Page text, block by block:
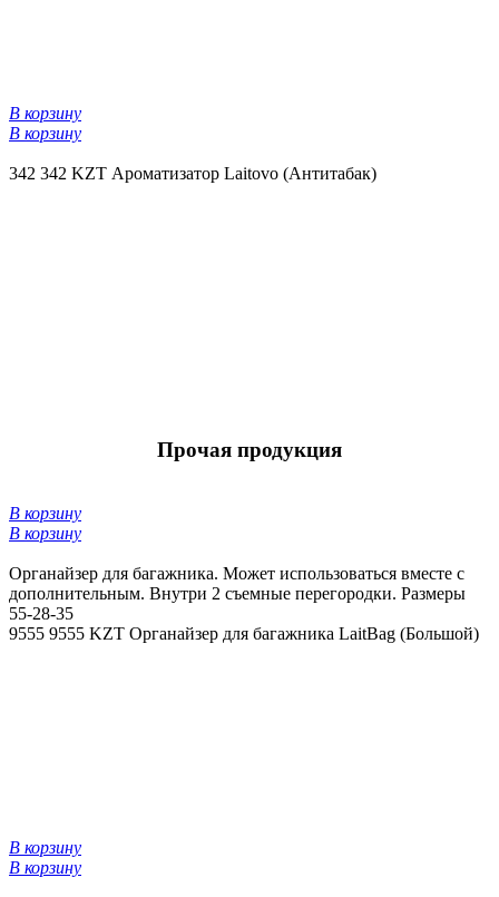
В корзину
В корзину
342 342 KZT Ароматизатор Laitovo (Антитабак)
Прочая продукция
В корзину
В корзину
Органайзер для багажника. Может использоваться вместе с
дополнительным. Внутри 2 съемные перегородки. Размеры
55-28-35
9555 9555 KZT Органайзер для багажника LaitBag (Большой)
В корзину
В корзину